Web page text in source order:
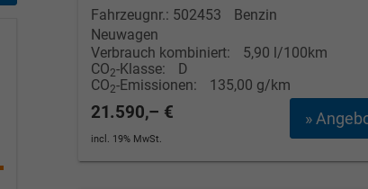
Fahrzeugnr.: 502453
Benzin
Neuwagen
Verbrauch kombiniert:
5,90 l/100km
CO2-Klasse:
D
CO2-Emissionen: 135,00 g/km
»
21.590,– €
incl. 19% MwSt.